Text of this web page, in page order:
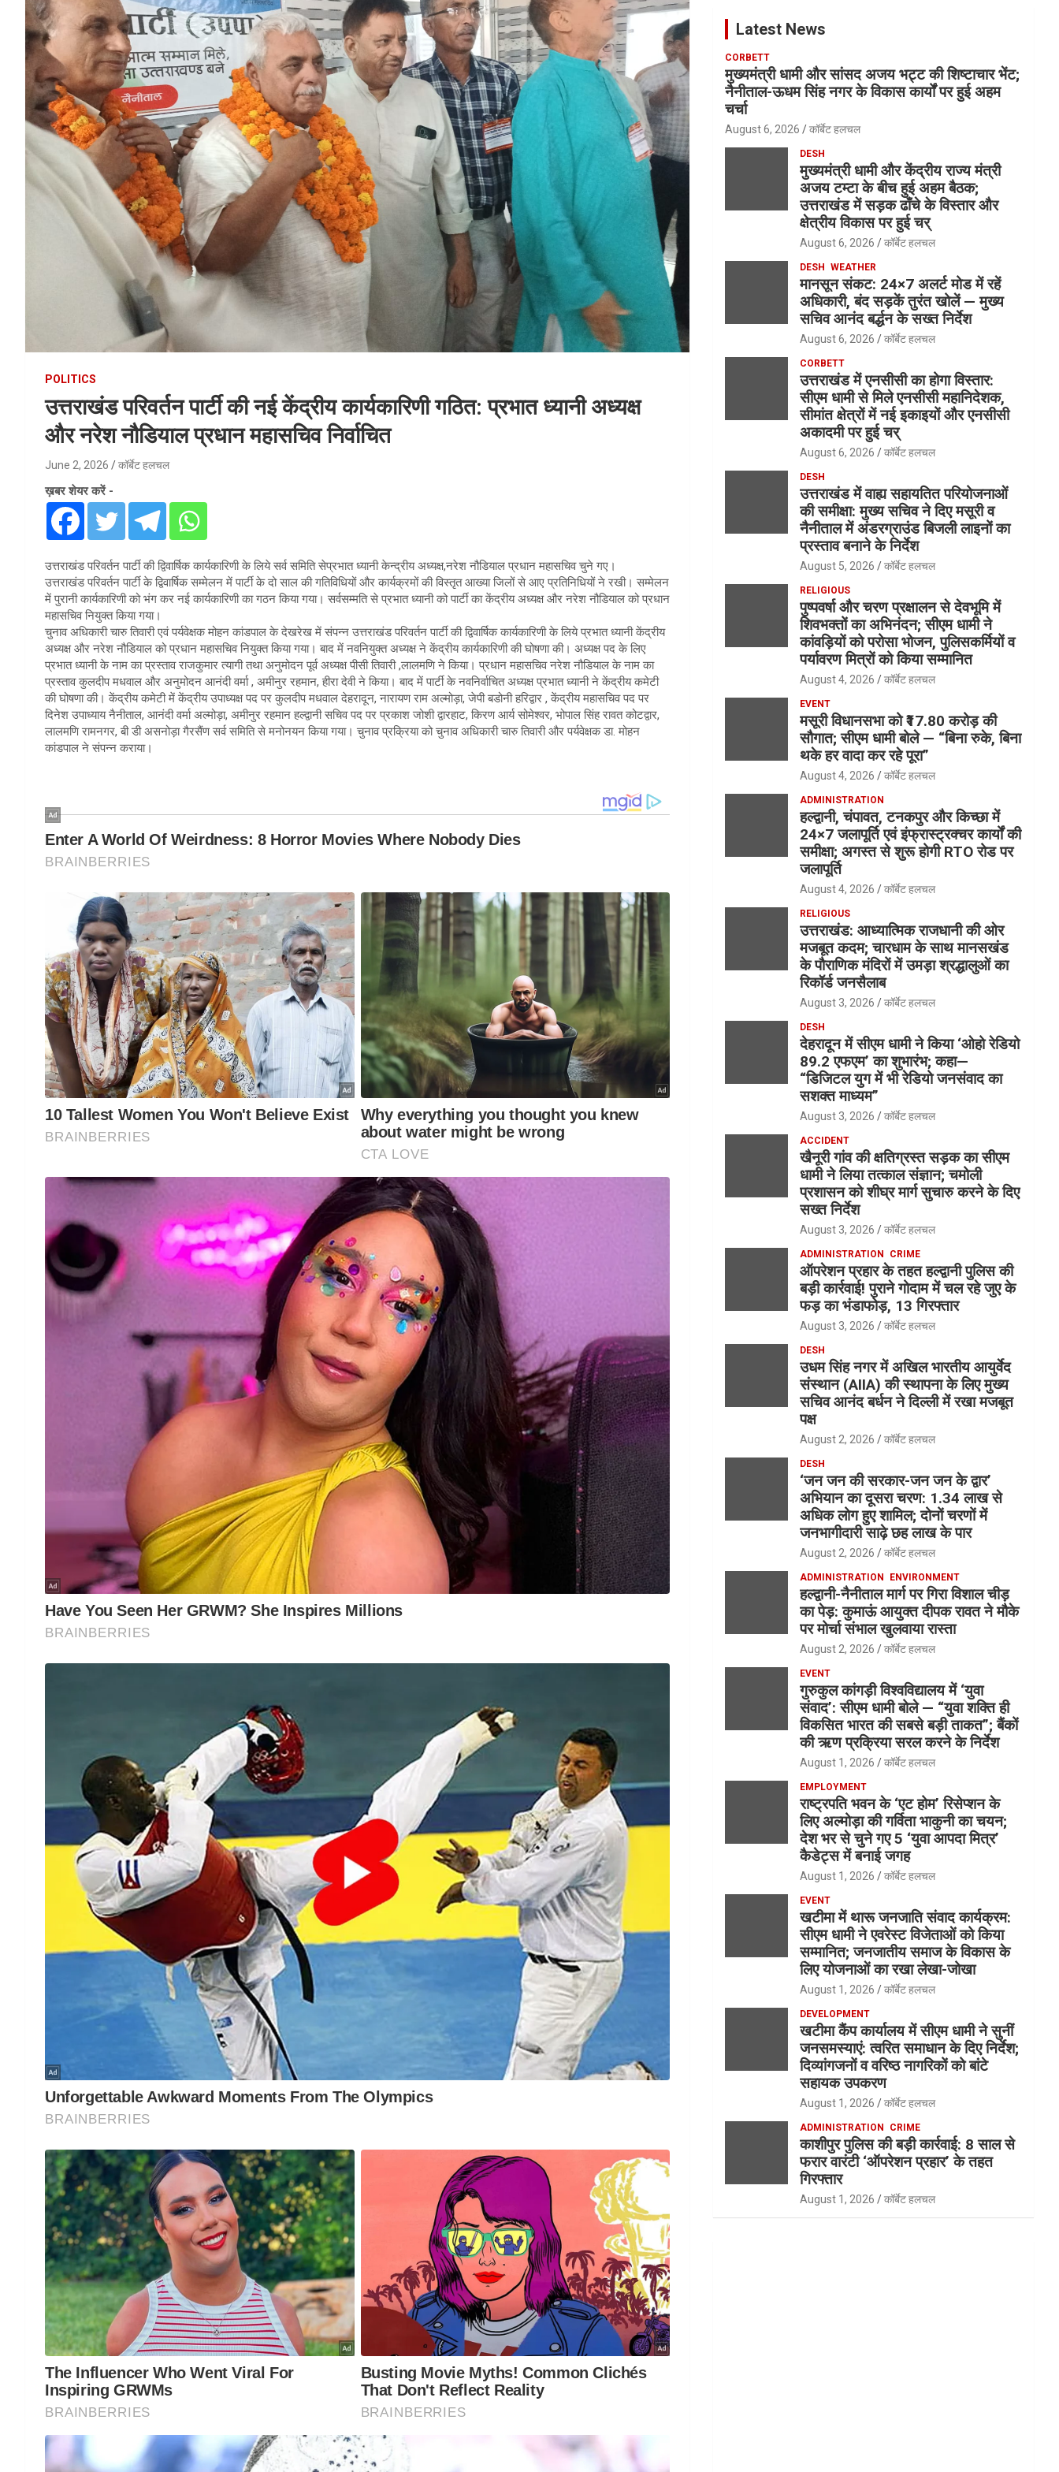
POLITICS
उत्तराखंड परिवर्तन पार्टी की नई केंद्रीय कार्यकारिणी गठित: प्रभात ध्यानी अध्यक्ष
और नरेश नौडियाल प्रधान महासचिव निर्वाचित
June 2, 2026 कॉर्बेट हलचल
ख़बर शेयर करें -
उत्तराखंड परिवर्तन पार्टी की द्विवार्षिक कार्यकारिणी के लिये सर्व समिति सेप्रभात ध्यानी केन्द्रीय अध्यक्ष,नरेश नौडियाल प्रधान महासचिव चुने गए।
उत्तराखंड परिवर्तन पार्टी के द्विवार्षिक सम्मेलन में पार्टी के दो साल की गतिविधियों और कार्यक्रमों की विस्तृत आख्या जिलों से आए प्रतिनिधियों ने रखी। सम्मेलन
में पुरानी कार्यकारिणी को भंग कर नई कार्यकारिणी का गठन किया गया। सर्वसम्मति से प्रभात ध्यानी को पार्टी का केंद्रीय अध्यक्ष और नरेश नौडियाल को प्रधान
महासचिव नियुक्त किया गया।
चुनाव अधिकारी चारु तिवारी एवं पर्यवेक्षक मोहन कांडपाल के देखरेख में संपन्न उत्तराखंड परिवर्तन पार्टी की द्विवार्षिक कार्यकारिणी के लिये प्रभात ध्यानी केंद्रीय
अध्यक्ष और नरेश नौडियाल को प्रधान महासचिव नियुक्त किया गया। बाद में नवनियुक्त अध्यक्ष ने केंद्रीय कार्यकारिणी की घोषणा की। अध्यक्ष पद के लिए
प्रभात ध्यानी के नाम का प्रस्ताव राजकुमार त्यागी तथा अनुमोदन पूर्व अध्यक्ष पीसी तिवारी ,लालमणि ने किया। प्रधान महासचिव नरेश नौडियाल के नाम का
प्रस्ताव कुलदीप मधवाल और अनुमोदन आनंदी वर्मा , अमीनुर रहमान, हीरा देवी ने किया। बाद में पार्टी के नवनिर्वाचित अध्यक्ष प्रभात ध्यानी ने केंद्रीय कमेटी
की घोषणा की। केंद्रीय कमेटी में केंद्रीय उपाध्यक्ष पद पर कुलदीप मधवाल देहरादून, नारायण राम अल्मोड़ा, जेपी बडोनी हरिद्वार , केंद्रीय महासचिव पद पर
दिनेश उपाध्याय नैनीताल, आनंदी वर्मा अल्मोड़ा, अमीनुर रहमान हल्द्वानी सचिव पद पर प्रकाश जोशी द्वारहाट, किरण आर्य सोमेश्वर, भोपाल सिंह रावत कोटद्वार,
लालमणि रामनगर, बी डी असनोड़ा गैरसैंण सर्व समिति से मनोनयन किया गया। चुनाव प्रक्रिया को चुनाव अधिकारी चारु तिवारी और पर्यवेक्षक डा. मोहन
कांडपाल ने संपन्न कराया।
Latest News
CORBETT
मुख्यमंत्री धामी और सांसद अजय भट्ट की शिष्टाचार भेंट;
नैनीताल-ऊधम सिंह नगर के विकास कार्यों पर हुई अहम
चर्चा
August 6, 2026 कॉर्बेट हलचल
DESH
मुख्यमंत्री धामी और केंद्रीय राज्य मंत्री
अजय टम्टा के बीच हुई अहम बैठक;
उत्तराखंड में सड़क ढाँचे के विस्तार और
क्षेत्रीय विकास पर हुई चर्
August 6, 2026 कॉर्बेट हलचल
DESH WEATHER
मानसून संकट: 24×7 अलर्ट मोड में रहें
अधिकारी, बंद सड़कें तुरंत खोलें — मुख्य
सचिव आनंद बर्द्धन के सख्त निर्देश
August 6, 2026 कॉर्बेट हलचल
CORBETT
उत्तराखंड में एनसीसी का होगा विस्तार:
सीएम धामी से मिले एनसीसी महानिदेशक,
सीमांत क्षेत्रों में नई इकाइयों और एनसीसी
अकादमी पर हुई चर्
August 6, 2026 कॉर्बेट हलचल
DESH
उत्तराखंड में वाह्य सहायतित परियोजनाओं
की समीक्षा: मुख्य सचिव ने दिए मसूरी व
नैनीताल में अंडरग्राउंड बिजली लाइनों का
प्रस्ताव बनाने के निर्देश
August 5, 2026 कॉर्बेट हलचल
RELIGIOUS
पुष्पवर्षा और चरण प्रक्षालन से देवभूमि में
शिवभक्तों का अभिनंदन; सीएम धामी ने
कांवड़ियों को परोसा भोजन, पुलिसकर्मियों व
पर्यावरण मित्रों को किया सम्मानित
August 4, 2026 कॉर्बेट हलचल
EVENT
मसूरी विधानसभा को ₹17.80 करोड़ की
सौगात; सीएम धामी बोले — “बिना रुके, बिना
थके हर वादा कर रहे पूरा”
August 4, 2026 कॉर्बेट हलचल
ADMINISTRATION
हल्द्वानी, चंपावत, टनकपुर और किच्छा में
24×7 जलापूर्ति एवं इंफ्रास्ट्रक्चर कार्यों की
समीक्षा; अगस्त से शुरू होगी RTO रोड पर
जलापूर्ति
August 4, 2026 कॉर्बेट हलचल
RELIGIOUS
उत्तराखंड: आध्यात्मिक राजधानी की ओर
मजबूत कदम; चारधाम के साथ मानसखंड
के पौराणिक मंदिरों में उमड़ा श्रद्धालुओं का
रिकॉर्ड जनसैलाब
August 3, 2026 कॉर्बेट हलचल
DESH
देहरादून में सीएम धामी ने किया ‘ओहो रेडियो
89.2 एफएम’ का शुभारंभ; कहा—
“डिजिटल युग में भी रेडियो जनसंवाद का
सशक्त माध्यम”
August 3, 2026 कॉर्बेट हलचल
ACCIDENT
खैनूरी गांव की क्षतिग्रस्त सड़क का सीएम
धामी ने लिया तत्काल संज्ञान; चमोली
प्रशासन को शीघ्र मार्ग सुचारु करने के दिए
सख्त निर्देश
August 3, 2026 कॉर्बेट हलचल
ADMINISTRATION CRIME
ऑपरेशन प्रहार के तहत हल्द्वानी पुलिस की
बड़ी कार्रवाई! पुराने गोदाम में चल रहे जुए के
फड़ का भंडाफोड़, 13 गिरफ्तार
August 3, 2026 कॉर्बेट हलचल
DESH
उधम सिंह नगर में अखिल भारतीय आयुर्वेद
संस्थान (AIIA) की स्थापना के लिए मुख्य
सचिव आनंद बर्धन ने दिल्ली में रखा मजबूत
पक्ष
August 2, 2026 कॉर्बेट हलचल
DESH
‘जन जन की सरकार-जन जन के द्वार’
अभियान का दूसरा चरण: 1.34 लाख से
अधिक लोग हुए शामिल; दोनों चरणों में
जनभागीदारी साढ़े छह लाख के पार
August 2, 2026 कॉर्बेट हलचल
ADMINISTRATION ENVIRONMENT
हल्द्वानी-नैनीताल मार्ग पर गिरा विशाल चीड़
का पेड़: कुमाऊं आयुक्त दीपक रावत ने मौके
पर मोर्चा संभाल खुलवाया रास्ता
August 2, 2026 कॉर्बेट हलचल
EVENT
गुरुकुल कांगड़ी विश्वविद्यालय में ‘युवा
संवाद’: सीएम धामी बोले — “युवा शक्ति ही
विकसित भारत की सबसे बड़ी ताकत”; बैंकों
की ऋण प्रक्रिया सरल करने के निर्देश
August 1, 2026 कॉर्बेट हलचल
EMPLOYMENT
राष्ट्रपति भवन के ‘एट होम’ रिसेप्शन के
लिए अल्मोड़ा की गर्विता भाकुनी का चयन;
देश भर से चुने गए 5 ‘युवा आपदा मित्र’
कैडेट्स में बनाई जगह
August 1, 2026 कॉर्बेट हलचल
EVENT
खटीमा में थारू जनजाति संवाद कार्यक्रम:
सीएम धामी ने एवरेस्ट विजेताओं को किया
सम्मानित; जनजातीय समाज के विकास के
लिए योजनाओं का रखा लेखा-जोखा
August 1, 2026 कॉर्बेट हलचल
DEVELOPMENT
खटीमा कैंप कार्यालय में सीएम धामी ने सुनीं
जनसमस्याएं: त्वरित समाधान के दिए निर्देश;
दिव्यांगजनों व वरिष्ठ नागरिकों को बांटे
सहायक उपकरण
August 1, 2026 कॉर्बेट हलचल
ADMINISTRATION CRIME
काशीपुर पुलिस की बड़ी कार्रवाई: 8 साल से
फरार वारंटी ‘ऑपरेशन प्रहार’ के तहत
गिरफ्तार
August 1, 2026 कॉर्बेट हलचल